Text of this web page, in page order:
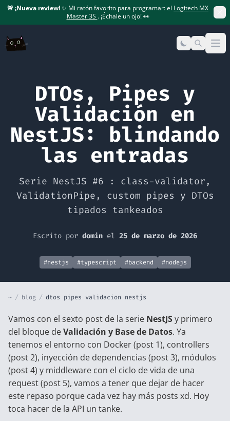
🚨 ¡Nueva review!✨ Mi ratón favorito para programar: el Logitech MX
Master 3S . ¡Échale un ojo! 👀
DTOs, Pipes y
Validación en
NestJS: blindando
las entradas
Serie NestJS #6 : class-validator,
ValidationPipe, custom pipes y DTOs
tipados tankeados
Escrito por domin el 25 de marzo de 2026
#nestjs #typescript #backend #nodejs
~ / blog / dtos pipes validacion nestjs
Vamos con el sexto post de la serie NestJSy primero
del bloque deValidación y Base de Datos. Ya
tenemos el entorno con Docker (post 1), controllers
(post 2), inyección de dependencias (post 3), módulos
(post 4) y middleware con el ciclo de vida de una
request (post 5), vamos a tener que dejar de hacer
este repaso porque cada vez hay más posts xd. Hoy
toca hacer de la API un tanke.